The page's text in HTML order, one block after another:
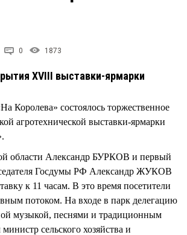
0 1873
XVIII выставки-ярмарки
Королева» состоялось торжественное
агротехнической выставки-ярмарки
области Александр БУРКОВ и первый
Госдумы РФ Александр ЖУКОВ
к 11 часам. В это время посетители
потоком. На входе в парк делегацию
музыкой, песнями и традиционным
сельского хозяйства и